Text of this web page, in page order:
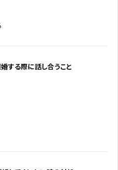
する際に話し合うこと